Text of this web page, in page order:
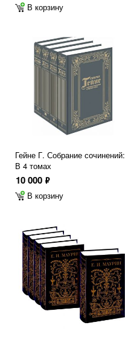
В корзину
Гейне Г. Собрание сочинений:
В 4 томах
10 000 ф
В корзину